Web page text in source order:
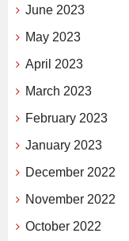
June 2023
May 2023
April 2023
March 2023
February 2023
January 2023
December 2022
November 2022
October 2022